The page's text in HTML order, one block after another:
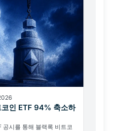
인 ETF 94% 축소하
공시를 통해 블랙록 비트코